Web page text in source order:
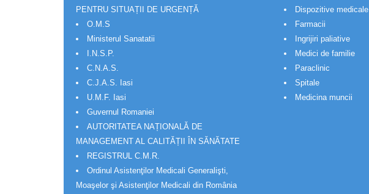
PENTRU SITUAȚII DE URGENȚĂ
O.M.S
Ministerul Sanatatii
I.N.S.P.
C.N.A.S.
C.J.A.S. Iasi
U.M.F. Iasi
Guvernul Romaniei
AUTORITATEA NAȚIONALĂ DE
MANAGEMENT AL CALITĂȚII ÎN SĂNĂTATE
REGISTRUL C.M.R.
Ordinul Asistenţilor Medicali Generalişti,
Moaşelor şi Asistenţilor Medicali din România
Dispozitive medicale
Farmacii
Ingrijiri paliative
Medici de familie
Paraclinic
Spitale
Medicina muncii